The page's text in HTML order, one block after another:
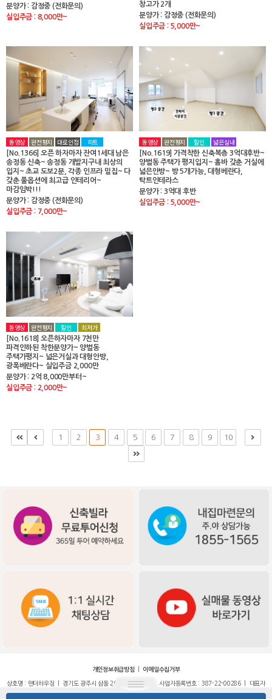
분양가 : 감정중 (전화문의)
실입주금 : 8,000만~
창고가 2개
분양가 : 감정중 (전화문의)
실입주금 : 5,000만~
동영상 완전평지 대로인접 히트
[No.1366] 오픈 하자마자 잔여1세대 남은
송정동 신축~ 송정동 개발지구내 최상의
입지~ 초교 도보2분, 각종 인프라 밀집~ 다
갖춘 풀옵션에 최고급 인테리어~
마감임박!!!
분양가 : 감정중 (전화문의)
실입주금 : 7,000만~
동영상 완전평지 할인 넓은실내
[No.1619] 가격착한 신축복층 3억대후반~
양벌동 주택가 평지입지~ 홈바 갖춘 거실에
넓은안방~ 방 5개가능, 대형베란다,
탁트인테라스
분양가 : 3억대 후반
실입주금 : 5,000만~
동영상 완전평지 할인 최저가
[No.1618] 오픈하자마자 7천만
파격인하된 착한분양가~ 양벌동
주택가평지~ 넓은거실과 대형안방,
광폭베란다~ 실입주금 2,000만
분양가 : 2억 8,000만부터~
실입주금 : 2,000만~
1 2 3 4 5 6 7 8 9 10
개인정보취급방침 이메일수집거부
상호명 : 팬더하우징 | 경기도 광주시 삼동 264-23번지 2층 | 사업자등록번호 : 387-22-00286 | 대표자
: 유정선